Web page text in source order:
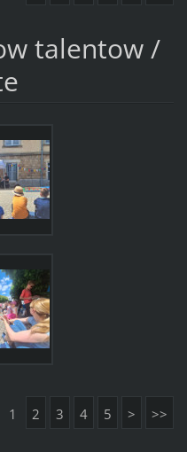
talentow /
1 2 3 4 5 > >>